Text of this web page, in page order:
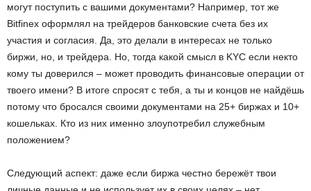
могут поступить с вашими документами? Например, тот же
Bitfinex оформлял на трейдеров банковские счета без их
участия и согласия. Да, это делали в интересах не только
биржи, но, и трейдера. Но, тогда какой смысл в KYC если некто
кому ты доверился – может проводить финансовые операции от
твоего имени? В итоге спросят с тебя, а ты и концов не найдёшь
потому что бросался своими документами на 25+ биржах и 10+
кошельках. Кто из них именно злоупотребил служебным
положением?
Следующий аспект: даже если биржа честно бережёт твои